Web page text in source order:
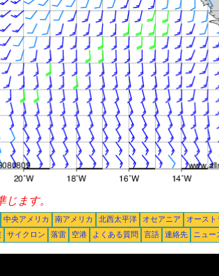
じます。
中央アメリカ 南アメリカ 北西太平洋 オセアニア オースト
サイクロン 落雷 空港 よくある質問 言語 連絡先 ニュー